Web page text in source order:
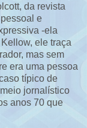
da revista
e
-ela
ele traça
mas sem
era uma pessoa
típico de
jornalístico
anos 70 que